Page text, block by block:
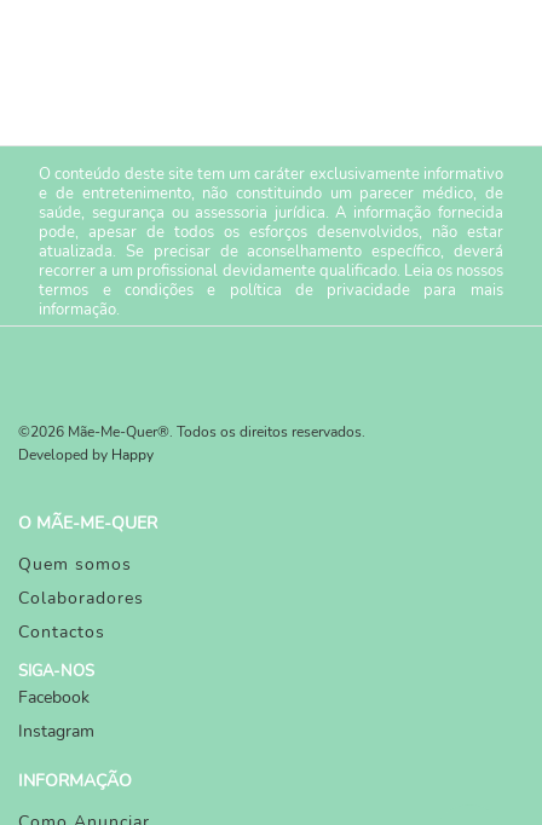
O conteúdo deste site tem um caráter exclusivamente informativo
e de entretenimento, não constituindo um parecer médico, de
saúde, segurança ou assessoria jurídica. A informação fornecida
pode, apesar de todos os esforços desenvolvidos, não estar
atualizada. Se precisar de aconselhamento específico, deverá
recorrer a um profissional devidamente qualificado. Leia os nossos
termos e condiçõese política de privacidade para mais
informação.
©2026 Mãe-Me-Quer®. Todos os direitos reservados.
Developed by Happy
O MÃE-ME-QUER
Quem somos
Colaboradores
Contactos
SIGA-NOS
Facebook
Instagram
INFORMAÇÃO